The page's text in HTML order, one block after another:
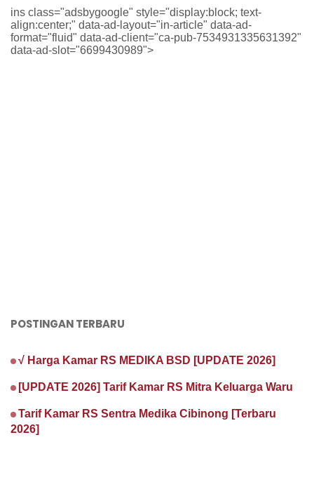
ins class="adsbygoogle" style="display:block; text-
align:center;" data-ad-layout="in-article" data-ad-
format="fluid" data-ad-client="ca-pub-7534931335631392"
data-ad-slot="6699430989">
POSTINGAN TERBARU
√ Harga Kamar RS MEDIKA BSD [UPDATE 2026]
[UPDATE 2026] Tarif Kamar RS Mitra Keluarga Waru
Tarif Kamar RS Sentra Medika Cibinong [Terbaru
2026]